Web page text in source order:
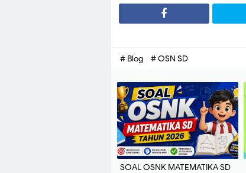
# Blog # OSN SD
SOAL OSNK MATEMATIKA SD